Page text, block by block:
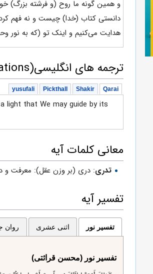
و همین گونه ما روح (و فرشته بزرگ)
دانستی کتاب (خدا) چیست و نه فهم
هدایت می‌کنیم و اینک تو (که به نور
ترجمه های انگلیسی(English translations)
Qarai
Shakir
Pickthall
yusufali
light that We may guide by its
معانی کلمات آیه
تدرى: درى (بر وزن عقل): معرفت و
تفسیر آیه
تفسیر نور اثنی عشری روان
تفسیر نور (محسن قرائتی)